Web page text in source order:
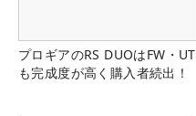
プロギアのRS DUOはFW・UT
も完成度が高く購入者続出！